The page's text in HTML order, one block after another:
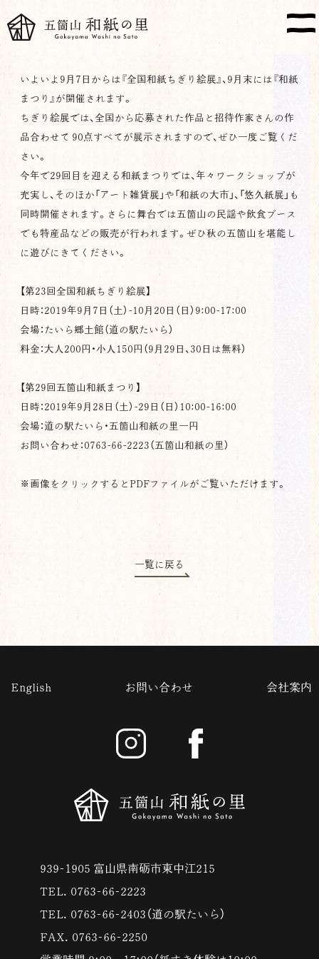
いよいよ9月7日からは『全国和紙ちぎり絵展』、9月末には『和紙
まつり』が開催されます。
ちぎり絵展では、全国から応募された作品と招待作家さんの作
品合わせて 90点すべてが展示されますので、ぜひ一度ご覧くだ
さい。
今年で29回目を迎える和紙まつりでは、年々ワークショップが
充実し、そのほか「アート雑貨展」や「和紙の大市」、「悠久紙展」も
同時開催されます。さらに舞台では五箇山の民謡や飲食ブース
でも特産品などの販売が行われます。ぜひ秋の五箇山を堪能し
に遊びにきてください。
【第23回全国和紙ちぎり絵展】
日時：2019年9月7日（土）-10月20日（日）9:00-17:00
会場：たいら郷土館（道の駅たいら）
料金：大人200円・小人150円（9月29日、30日は無料）
【第29回五箇山和紙まつり】
日時：2019年9月28日（土）-29日（日）10:00-16:00
会場：道の駅たいら・五箇山和紙の里一円
お問い合わせ：0763-66-2223（五箇山和紙の里）
※画像をクリックするとPDFファイルがご覧いただけます。
一覧に戻る
939-1905 富山県南砺市東中江215
TEL. 0763-66-2223
TEL. 0763-66-2403（道の駅たいら）
FAX. 0763-66-2250
English お問い合わせ 会社案内